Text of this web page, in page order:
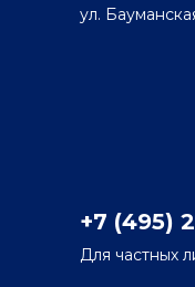
ул.
+7 (495)
Для частных